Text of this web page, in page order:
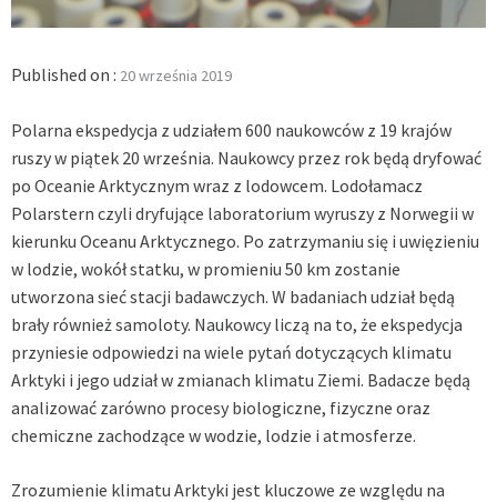
Published on : 20 września 2019
Polarna ekspedycja z udziałem 600 naukowców z 19 krajów
ruszy w piątek 20 września. Naukowcy przez rok będą dryfować
po Oceanie Arktycznym wraz z lodowcem. Lodołamacz
Polarstern czyli dryfujące laboratorium wyruszy z Norwegii w
kierunku Oceanu Arktycznego. Po zatrzymaniu się i uwięzieniu
w lodzie, wokół statku, w promieniu 50 km zostanie
utworzona sieć stacji badawczych. W badaniach udział będą
brały również samoloty. Naukowcy liczą na to, że ekspedycja
przyniesie odpowiedzi na wiele pytań dotyczących klimatu
Arktyki i jego udział w zmianach klimatu Ziemi. Badacze będą
analizować zarówno procesy biologiczne, fizyczne oraz
chemiczne zachodzące w wodzie, lodzie i atmosferze.
Zrozumienie klimatu Arktyki jest kluczowe ze względu na